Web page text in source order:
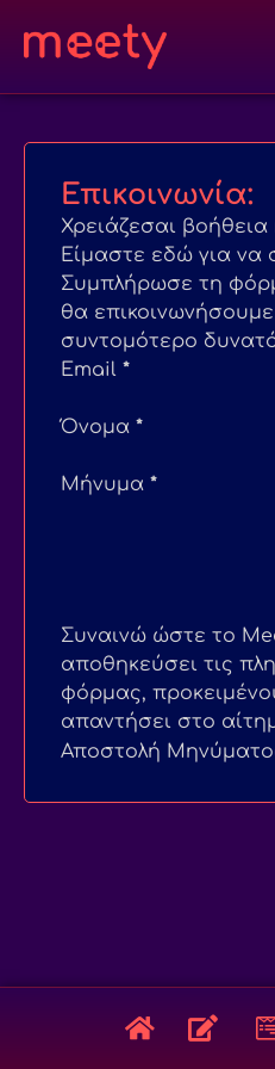
Επικοινωνία:
Χρειάζεσαι
Είμαστε εδώ για να
Συμπλήρωσε τη
θα
συντομότερο
Section
Email *
Όνομα *
Μήνυμα *
Συναινώ ώστε το
αποθηκεύσει τις
φόρμας,
απαντήσει στο
Αποστολή